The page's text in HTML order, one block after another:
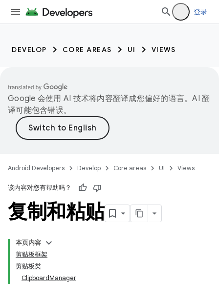
登录
DEVELOP CORE AREAS UI VIEWS
Google 会使用 AI 技术将内容翻译成您偏好的语言。AI 翻
译可能包含错误。
Android Developers Develop Core areas UI Views
该内容对您有帮助吗？
复制和粘贴
本页内容
剪贴板框架
剪贴板类
ClipboardManager